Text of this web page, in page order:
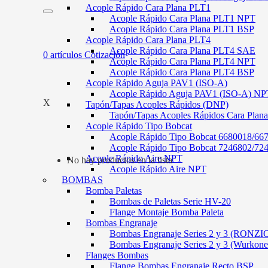
0 artículos Cotización
X
No hay productos en la lista
Acople Rápido Cara Plana PLT1
Acople Rápido Cara Plana PLT1 NPT
Acople Rápido Cara Plana PLT1 BSP
Acople Rápido Cara Plana PLT4
Acople Rápido Cara Plana PLT4 SAE
Acople Rápido Cara Plana PLT4 NPT
Acople Rápido Cara Plana PLT4 BSP
Acople Rápido Aguja PAV1 (ISO-A)
Acople Rápido Aguja PAV1 (ISO-A)
Tapón/Tapas Acoples Rápidos (DNP)
Tapón/Tapas Acoples Rápidos Cara
Acople Rápido Tipo Bobcat
Acople Rápido Tipo Bobcat 6680018/
Acople Rápido Tipo Bobcat 7246802/
Acople Rápido Aire NPT
Acople Rápido Aire NPT
BOMBAS
Bomba Paletas
Bombas de Paletas Serie HV-20
Flange Montaje Bomba Paleta
Bombas Engranaje
Bombas Engranaje Series 2 y 3
Bombas Engranaje Series 2 y 3
Flanges Bombas
Flange Bombas Engranaje Recto BSP